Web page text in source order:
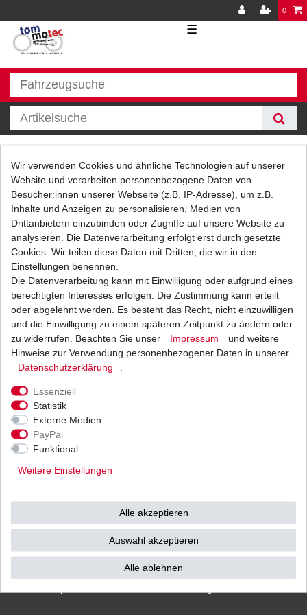
0
☰
CDI
Filter
Versand
Ab einem Warenwert von
vereinbaren!
)
Wir verwenden Cookies und ähnliche Technologien auf unserer
Website und verarbeiten personenbezogene Daten von
Besucher:innen unserer Webseite (z.B. IP-Adresse), um z.B.
Inhalte und Anzeigen zu personalisieren, Medien von
Drittanbietern einzubinden oder Zugriffe auf unsere Website zu
analysieren. Die Datenverarbeitung erfolgt erst durch gesetzte
Cookies. Wir teilen diese Daten mit Dritten, die wir in den
Einstellungen benennen.
Die Datenverarbeitung kann mit Einwilligung oder aufgrund eines
berechtigten Interesses erfolgen. Die Zustimmung kann erteilt
oder abgelehnt werden. Es besteht das Recht, nicht einzuwilligen
und die Einwilligung zu einem späteren Zeitpunkt zu ändern oder
zu widerrufen. Beachten Sie unser
Impressum
und weitere
Hinweise zur Verwendung personenbezogener Daten in unserer
Daten­schutz­erklärung
Essenziell
Statistik
Externe Medien
PayPal
Funktional
Weitere Einstellungen
Alle akzeptieren
Auswahl akzeptieren
Alle ablehnen